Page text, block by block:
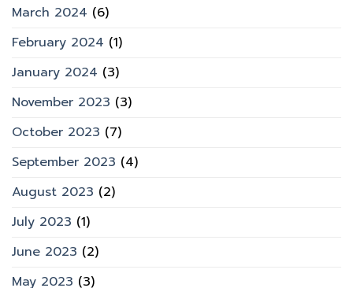
March 2024 (6)
February 2024 (1)
January 2024 (3)
November 2023 (3)
October 2023 (7)
September 2023 (4)
August 2023 (2)
July 2023 (1)
June 2023 (2)
May 2023 (3)